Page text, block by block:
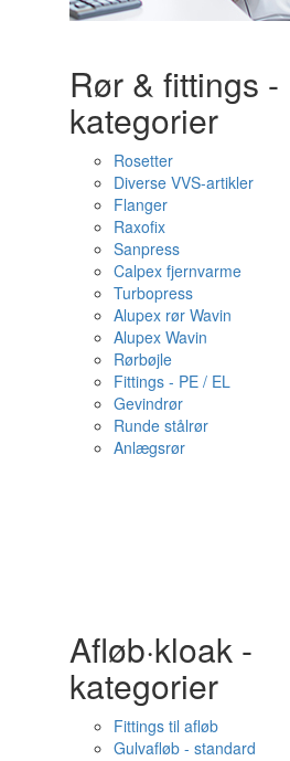
Rør & fittings -
kategorier
Rosetter
Diverse VVS-artikler
Flanger
Raxofix
Sanpress
Calpex fjernvarme
Turbopress
Alupex rør Wavin
Alupex Wavin
Rørbøjle
Fittings - PE / EL
Gevindrør
Runde stålrør
Anlægsrør
Afløb·kloak -
kategorier
Fittings til afløb
Gulvafløb - standard